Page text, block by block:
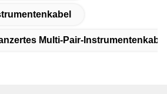
Multi-Pair-Instrumentenkabel